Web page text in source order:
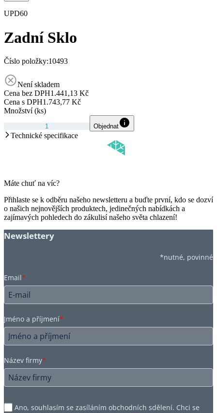
UPD60
Zadní Sklo
Číslo položky:10493
Není skladem
Cena bez DPH1.441,13 Kč
Cena s DPH1.743,77 Kč
Množství (ks)
Objednat
Technické specifikace
Máte chuť na víc?
Přihlaste se k odběru našeho newsletteru a buďte první, kdo se dozví
o našich nejnovějších produktech, jedinečných nabídkách a
zajímavých pohledech do zákulisí našeho světa chlazení!
Newslettery
*nutné, povinné
Email*
Jméno a příjmení*
Název firmy*
Ano, souhlasím se zasíláním obchodních sdělení. Chci se